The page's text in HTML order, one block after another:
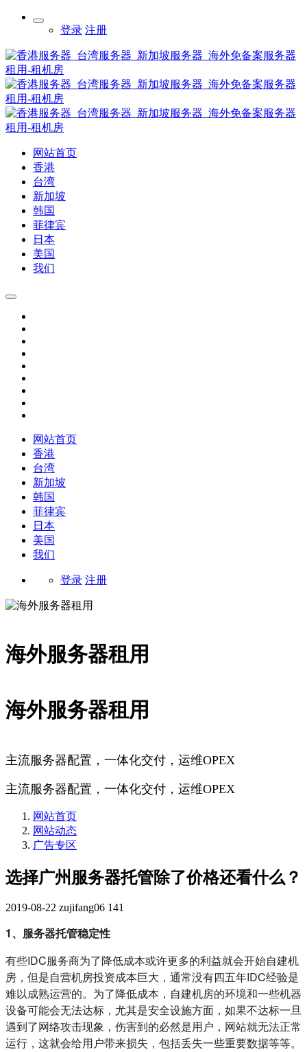
登录 注册
网站首页
香港
台湾
新加坡
韩国
菲律宾
日本
美国
我们
网站首页
香港
台湾
新加坡
韩国
菲律宾
日本
美国
我们
登录 注册
海外服务器租用
海外服务器租用
主流服务器配置，一体化交付，运维OPEX
主流服务器配置，一体化交付，运维OPEX
网站首页
网站动态
广告专区
选择广州服务器托管除了价格还看什么？
2019-08-22 zujifang06 141
1、服务器托管稳定性
有些IDC服务商为了降低成本或许更多的利益就会开始自建机
房，但是自营机房投资成本巨大，通常没有四五年IDC经验是
难以成熟运营的。为了降低成本，自建机房的环境和一些机器
设备可能会无法达标，尤其是安全设施方面，如果不达标一旦
遇到了网络攻击现象，伤害到的必然是用户，网站就无法正常
运行，这就会给用户带来损失，包括丢失一些重要数据等等。